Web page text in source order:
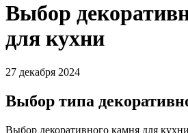
Выбор
для кухни
27 декабря 2024
Выбор типа
Выбор декоративного камня для